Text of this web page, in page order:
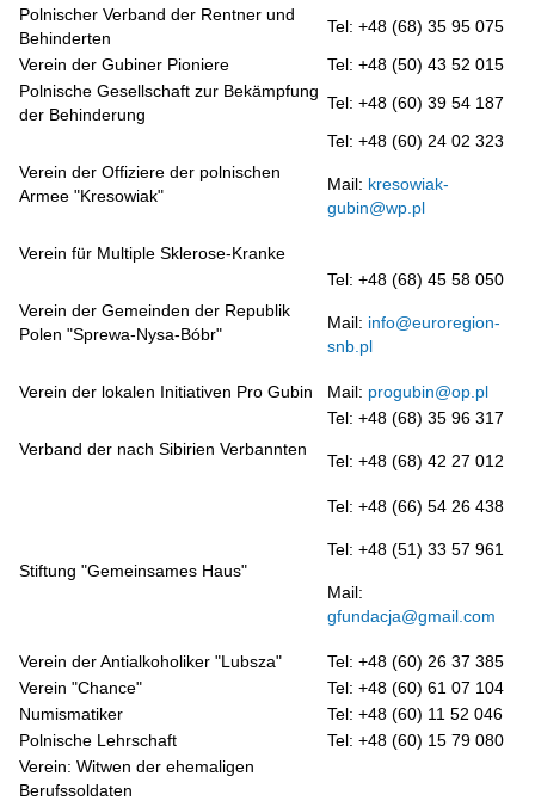
Polnischer Verband der Rentner und
Behinderten
Tel: +48 (68) 35 95 075
Verein der Gubiner Pioniere
Tel: +48 (50) 43 52 015
Polnische Gesellschaft zur Bekämpfung
der Behinderung
Tel: +48 (60) 39 54 187
Verein der Offiziere der polnischen
Armee "Kresowiak"
Tel: +48 (60) 24 02 323
Mail: kresowiak-
gubin@wp.pl
Verein für Multiple Sklerose-Kranke
Verein der Gemeinden der Republik
Polen "Sprewa-Nysa-Bóbr"
Tel: +48 (68) 45 58 050
Mail: info@euroregion-
snb.pl
Verein der lokalen Initiativen Pro Gubin Mail: progubin@op.pl
Verband der nach Sibirien Verbannten
Tel: +48 (68) 35 96 317
Tel: +48 (68) 42 27 012
Stiftung "Gemeinsames Haus"
Tel: +48 (66) 54 26 438
Tel: +48 (51) 33 57 961
Mail:
gfundacja@gmail.com
Verein der Antialkoholiker "Lubsza"
Tel: +48 (60) 26 37 385
Verein "Chance"
Tel: +48 (60) 61 07 104
Numismatiker
Tel: +48 (60) 11 52 046
Polnische Lehrschaft
Tel: +48 (60) 15 79 080
Verein: Witwen der ehemaligen
Berufssoldaten